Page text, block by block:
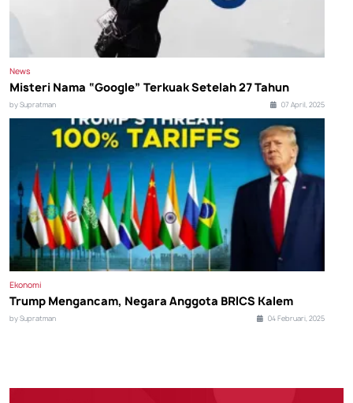
News
Misteri Nama “Google” Terkuak Setelah 27 Tahun
by Supratman 07 April, 2025
Ekonomi
Trump Mengancam, Negara Anggota BRICS Kalem
by Supratman 04 Februari, 2025